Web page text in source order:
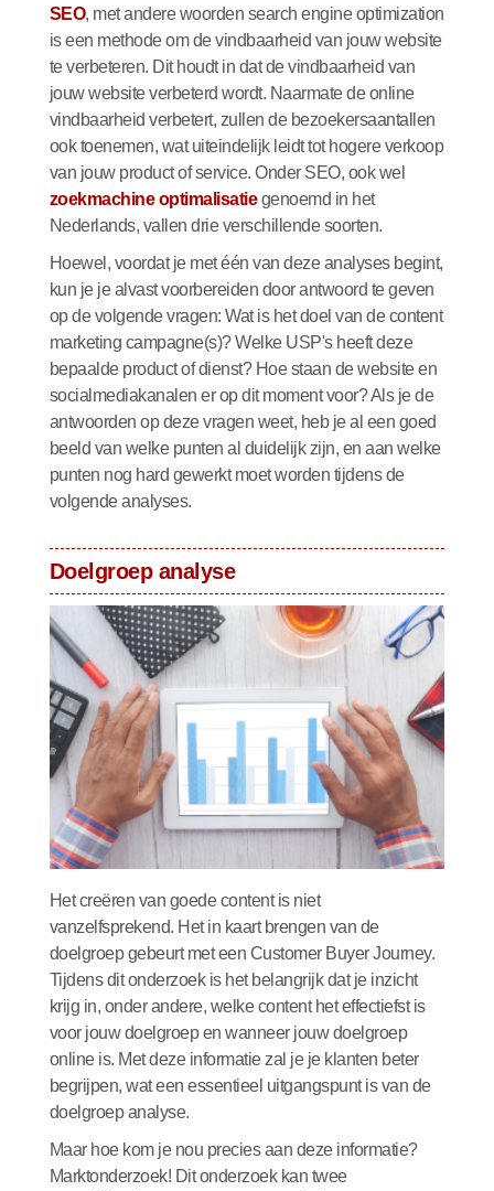
SEO, met andere woorden search engine optimization
is een methode om de vindbaarheid van jouw website
te verbeteren. Dit houdt in dat de vindbaarheid van
jouw website verbeterd wordt. Naarmate de online
vindbaarheid verbetert, zullen de bezoekersaantallen
ook toenemen, wat uiteindelijk leidt tot hogere verkoop
van jouw product of service. Onder SEO, ook wel
zoekmachine optimalisatiegenoemd in het
Nederlands, vallen drie verschillende soorten.
Hoewel, voordat je met één van deze analyses begint,
kun je je alvast voorbereiden door antwoord te geven
op de volgende vragen: Wat is het doel van de content
marketing campagne(s)? Welke USP's heeft deze
bepaalde product of dienst? Hoe staan de website en
socialmediakanalen er op dit moment voor? Als je de
antwoorden op deze vragen weet, heb je al een goed
beeld van welke punten al duidelijk zijn, en aan welke
punten nog hard gewerkt moet worden tijdens de
volgende analyses.
Doelgroep analyse
Het creëren van goede content is niet
vanzelfsprekend. Het in kaart brengen van de
doelgroep gebeurt met een Customer Buyer Journey.
Tijdens dit onderzoek is het belangrijk dat je inzicht
krijg in, onder andere, welke content het effectiefst is
voor jouw doelgroep en wanneer jouw doelgroep
online is. Met deze informatie zal je je klanten beter
begrijpen, wat een essentieel uitgangspunt is van de
doelgroep analyse.
Maar hoe kom je nou precies aan deze informatie?
Marktonderzoek! Dit onderzoek kan twee